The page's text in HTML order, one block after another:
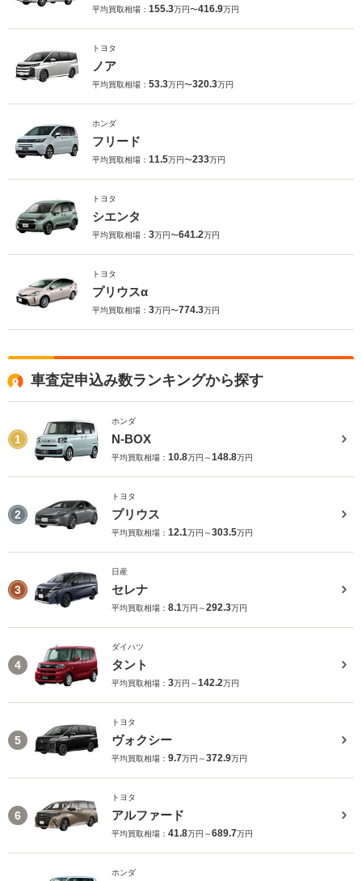
平均買取相場： 155.3万円〜416.9万円
トヨタ
ノア
平均買取相場： 53.3万円〜320.3万円
ホンダ
フリード
平均買取相場： 11.5万円〜233万円
トヨタ
シエンタ
平均買取相場： 3万円〜641.2万円
トヨタ
プリウスα
平均買取相場： 3万円〜774.3万円
車査定申込み数ランキングから探す
1
ホンダ
N-BOX
平均買取相場： 10.8万円～148.8万円
2
トヨタ
プリウス
平均買取相場： 12.1万円～303.5万円
3
日産
セレナ
平均買取相場： 8.1万円～292.3万円
4
ダイハツ
タント
平均買取相場： 3万円～142.2万円
5
トヨタ
ヴォクシー
平均買取相場： 9.7万円～372.9万円
6
トヨタ
アルファード
平均買取相場： 41.8万円～689.7万円
ホンダ